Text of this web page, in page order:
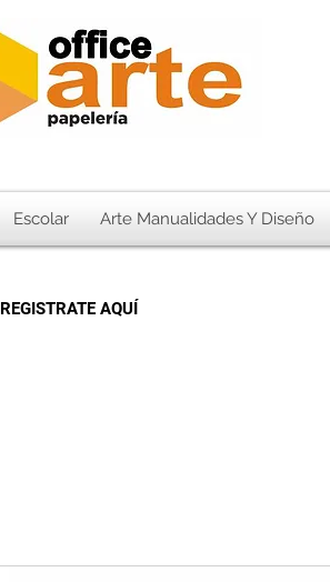
Escolar Arte Manualidades Y Diseño
REGISTRATE AQUÍ